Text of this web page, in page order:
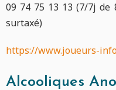
09 74 75 13 13 (7/7j
surtaxé)
https://www.joueurs-
Alcooliques